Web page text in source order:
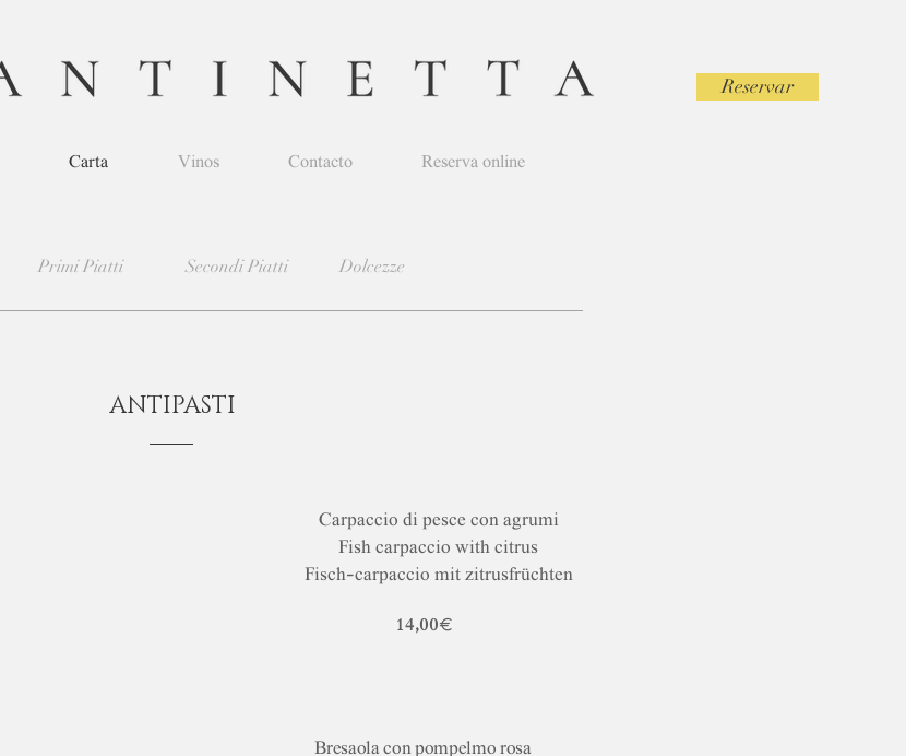
Reservar
Carta Vinos Contacto Reserva online
Primi Piatti Secondi Piatti Dolcezze
ANTIPASTI
Carpaccio di pesce con agrumi
Fish carpaccio with citrus
Fisch-carpaccio mit zitrusfrüchten
14,00€
Bresaola con pompelmo rosa